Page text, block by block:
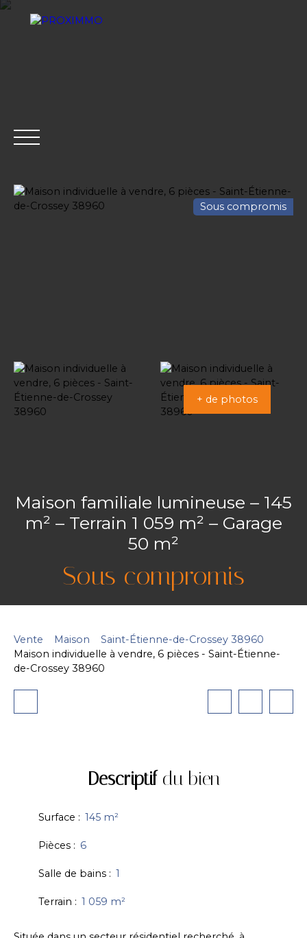
GESTION
Sous compromis
+ de photos
Maison familiale lumineuse – 145
m² – Terrain 1 059 m² – Garage
50 m²
Sous compromis
Vente Maison
Saint-Étienne-de-Crossey 38960
Maison individuelle à vendre, 6 pièces - Saint-Étienne-
de-Crossey 38960
Descriptifdu bien
Surface : 145 m²
Pièces : 6
Salle de bains : 1
Terrain : 1 059 m²